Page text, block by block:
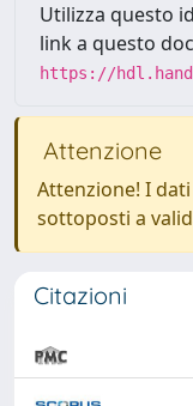
Utilizza questo
link a questo
https://
Attenzione
Attenzione! I
sottoposti a
Citazioni